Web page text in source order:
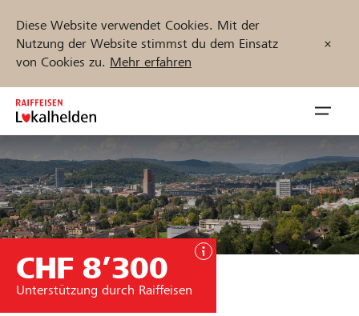
Diese Website verwendet Cookies. Mit der
Nutzung der Website stimmst du dem Einsatz
von Cookies zu. Mehr erfahren
Zum
Inhalt
springen
öffnen
Unterstützen
Projekte und Organisationen finden
Jetzt starten
CHF 8’300
Unterstützung durch Raiffeisen